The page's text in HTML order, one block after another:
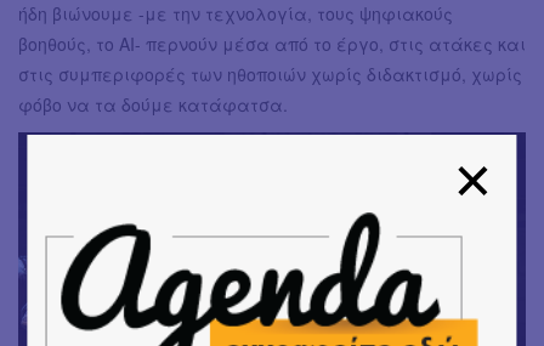
ήδη βιώνουμε -με την τεχνολογία, τους ψηφιακούς
βοηθούς, το ΑΙ- περνούν μέσα από το έργο, στις ατάκες και
στις συμπεριφορές των ηθοποιών χωρίς διδακτισμό, χωρίς
φόβο να τα δούμε κατάφατσα.